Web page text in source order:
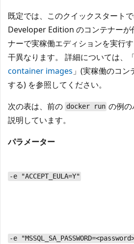
既定では、このクイックスタート
Developer Edition のコンテナーが
ナーで実稼働エディションを実行
干異なります。 詳細については、
container images 」(実稼働のコ
する) を参照してください。
次の表は、前の docker run の例
説明しています。
パラメーター
-e "ACCEPT_EULA=Y"
-e